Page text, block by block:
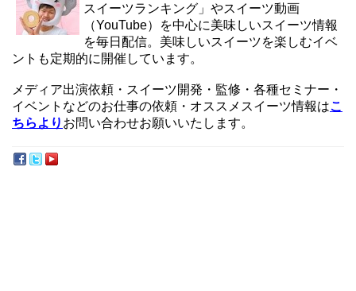
スイーツランキング」やスイーツ動画
（YouTube）を中心に美味しいスイーツ情報
を毎日配信。美味しいスイーツを楽しむイベ
ントも定期的に開催しています。
メディア出演依頼・スイーツ開発・監修・各種セミナー・
イベントなどのお仕事の依頼・オススメスイーツ情報はこ
ちらより お問い合わせお願いいたします。